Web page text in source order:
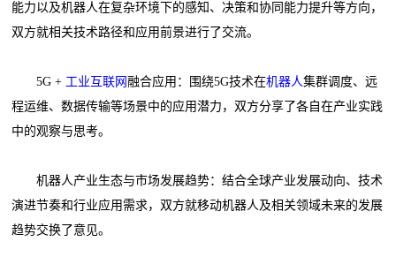
能力以及机器人在复杂环境下的感知、决策和协同能力提升等方向，
双方就相关技术路径和应用前景进行了交流。
5G + 工业互联网 融合应用：围绕5G技术在机器人集群调度、远
程运维、数据传输等场景中的应用潜力，双方分享了各自在产业实践
中的观察与思考。
机器人产业生态与市场发展趋势：结合全球产业发展动向、技术
演进节奏和行业应用需求，双方就移动机器人及相关领域未来的发展
趋势交换了意见。